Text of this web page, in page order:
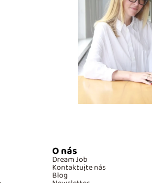
O nás
Dream Job
Kontaktujte nás
Blog